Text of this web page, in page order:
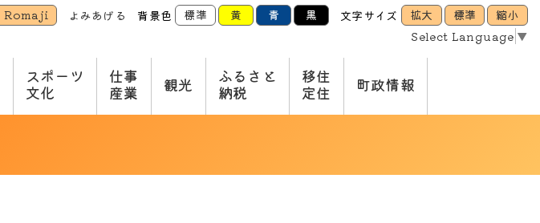
Romaji よみあげる 背景色 標準 黄 青 黒 文字サイズ 拡大 標準
縮小
Select Language ▼
スポーツ
文化
仕事
産業
観光
ふるさと
納税
移住
定住
町政情報